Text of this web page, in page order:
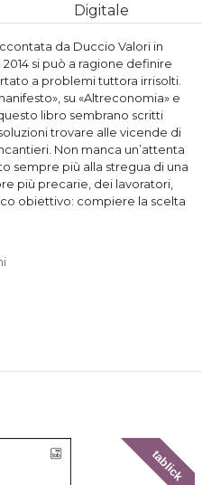
Digitale
da Duccio Valori in
si può a ragione definire
a problemi tuttora irrisolti.
su «Altreconomia» e
libro sembrano scritti
trovare alle vicende di
Non manca un’attenta
sempre più alla stregua di una
più precarie, dei lavoratori,
obiettivo: compiere la scelta
tablick